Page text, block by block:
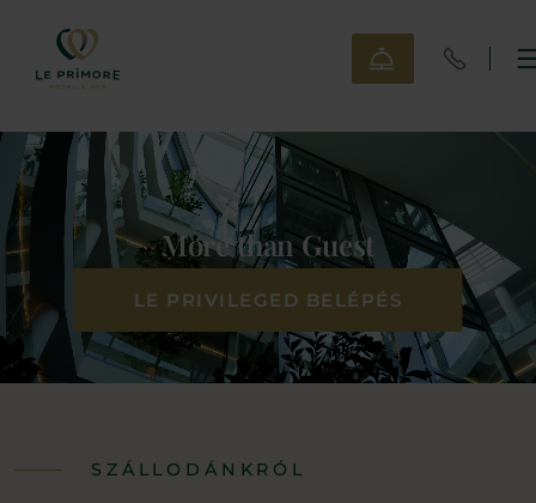
More than Guest
LE PRIVILEGED BELÉPÉS
SZÁLLODÁNKRÓL